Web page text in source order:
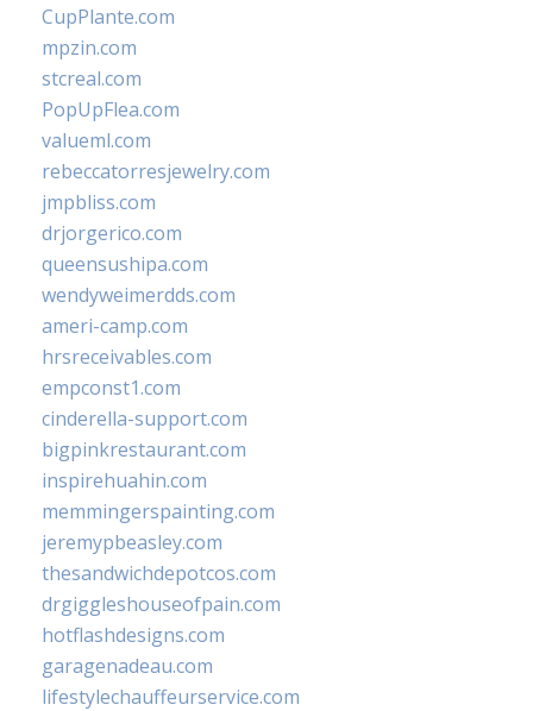
CupPlante.com
mpzin.com
stcreal.com
PopUpFlea.com
valueml.com
rebeccatorresjewelry.com
jmpbliss.com
drjorgerico.com
queensushipa.com
wendyweimerdds.com
ameri-camp.com
hrsreceivables.com
empconst1.com
cinderella-support.com
bigpinkrestaurant.com
inspirehuahin.com
memmingerspainting.com
jeremypbeasley.com
thesandwichdepotcos.com
drgiggleshouseofpain.com
hotflashdesigns.com
garagenadeau.com
lifestylechauffeurservice.com